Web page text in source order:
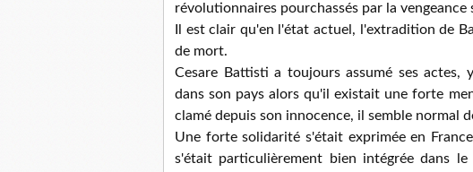
révolutionnaires pourchassés par la vengeance
Il est clair qu'en l'état actuel, l'extradition de
de mort.
Cesare Battisti a toujours assumé ses actes,
dans son pays alors qu'il existait une forte
clamé depuis son innocence, il semble normal
Une forte solidarité s'était exprimée en
s'était particulièrement bien intégrée dans